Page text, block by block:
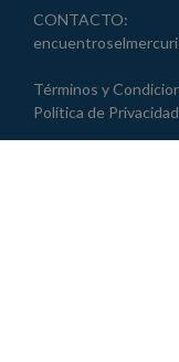
CONTACTO:
Términos y
Política de Privacidad